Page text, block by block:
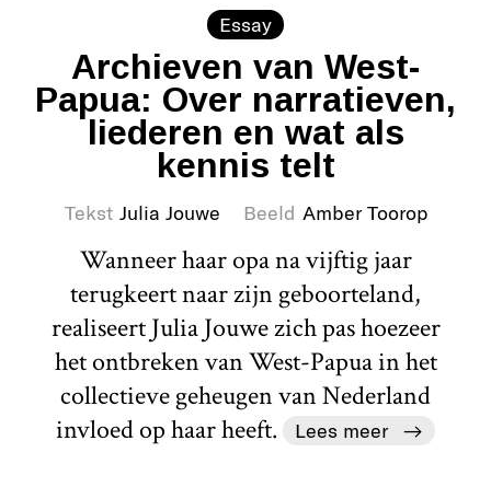
Essay
Archieven van West-
Papua: Over narratieven,
liederen en wat als
kennis telt
Tekst Julia Jouwe Beeld Amber Toorop
Wanneer haar opa na vijftig jaar
terugkeert naar zijn geboorteland,
realiseert Julia Jouwe zich pas hoezeer
het ontbreken van West-Papua in het
collectieve geheugen van Nederland
invloed op haar heeft.
Lees meer